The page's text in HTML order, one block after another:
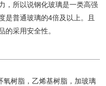
，所以说钢化玻璃是一类高强
是普通玻璃的4倍及以上。且
的采用安全性。
氧树脂，乙烯基树脂，加玻璃